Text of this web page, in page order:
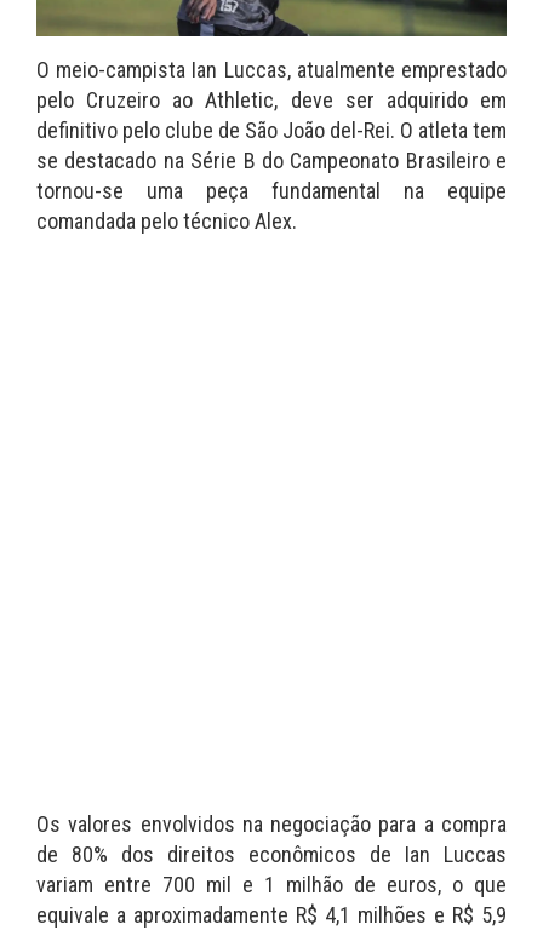
O meio-campista Ian Luccas, atualmente emprestado
pelo Cruzeiro ao Athletic, deve ser adquirido em
definitivo pelo clube de São João del-Rei. O atleta tem
se destacado na Série B do Campeonato Brasileiro e
tornou-se uma peça fundamental na equipe
comandada pelo técnico Alex.
Os valores envolvidos na negociação para a compra
de 80% dos direitos econômicos de Ian Luccas
variam entre 700 mil e 1 milhão de euros, o que
equivale a aproximadamente R$ 4,1 milhões e R$ 5,9